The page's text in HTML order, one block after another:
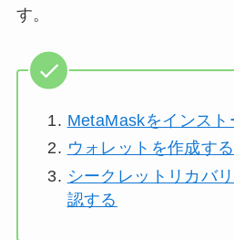
す。
MetaMaskをインスト
ウォレットを作成する
シークレットリカバ
認する